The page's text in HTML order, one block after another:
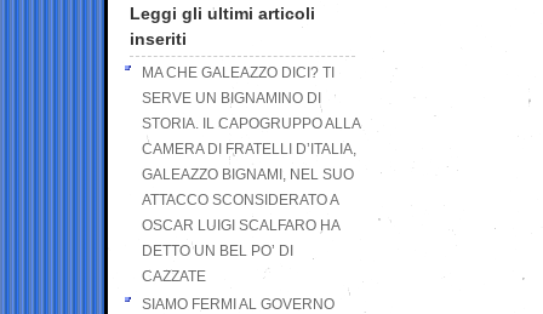
Leggi gli ultimi articoli
inseriti
MA CHE GALEAZZO DICI? TI
SERVE UN BIGNAMINO DI
STORIA. IL CAPOGRUPPO ALLA
CAMERA DI FRATELLI D’ITALIA,
GALEAZZO BIGNAMI, NEL SUO
ATTACCO SCONSIDERATO A
OSCAR LUIGI SCALFARO HA
DETTO UN BEL PO’ DI
CAZZATE
SIAMO FERMI AL GOVERNO